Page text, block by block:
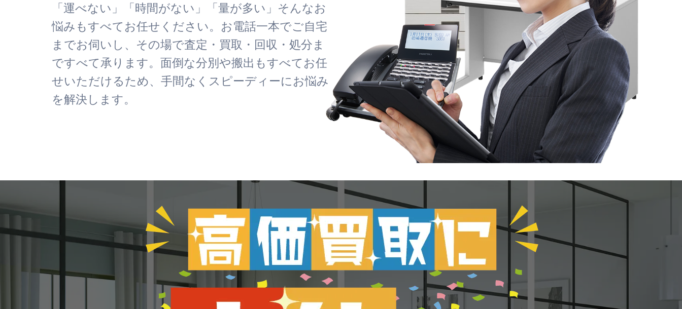
「運べない」「時間がない」「量が多い」そんなお
悩みもすべてお任せください。お電話一本でご自宅
までお伺いし、その場で査定・買取・回収・処分ま
ですべて承ります。面倒な分別や搬出もすべてお任
せいただけるため、手間なくスピーディーにお悩み
を解決します。